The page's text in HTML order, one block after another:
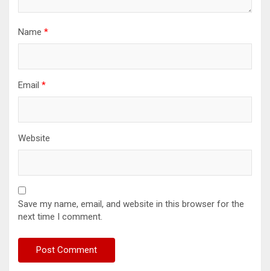
Name *
Email *
Website
Save my name, email, and website in this browser for the
next time I comment.